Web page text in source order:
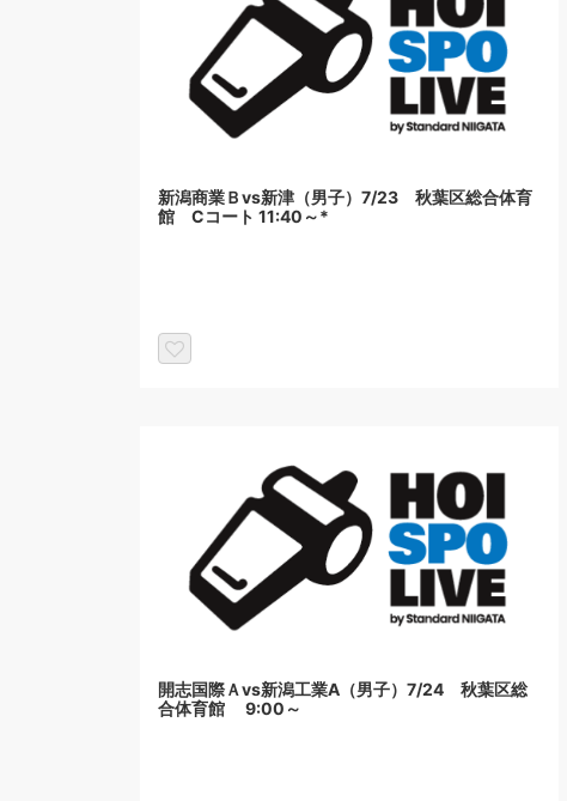
新潟商業Ｂvs新津（男子）7/23 秋葉区総合体育
館 Cコート 11:40～*
開志国際Ａvs新潟工業A（男子）7/24 秋葉区総
合体育館 9:00～